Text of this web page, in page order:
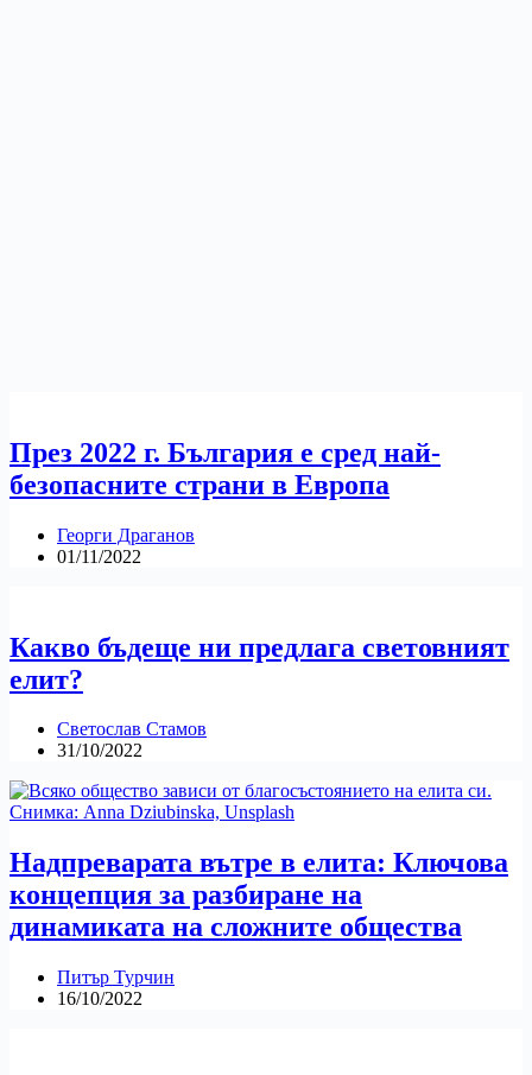
През 2022 г. България е сред най-
безопасните страни в Европа
Георги Драганов
01/11/2022
Какво бъдеще ни предлага световният
елит?
Светослав Стамов
31/10/2022
Надпреварата вътре в елита: Ключова
концепция за разбиране на
динамиката на сложните общества
Питър Турчин
16/10/2022